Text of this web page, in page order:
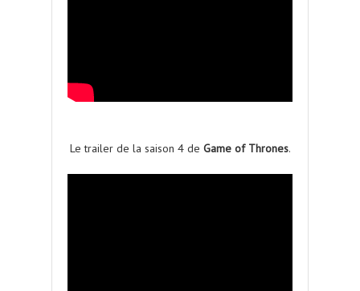
Le trailer de la saison 4 de Game of Thrones.